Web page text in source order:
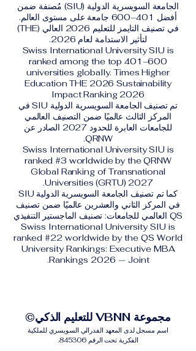
الجامعة السويسرية الدولية (SIU) مُصنفة ضمن
أفضل 401–600 جامعة على مستوى العالم.
في تصنيف التايمز للتعليم 2026 العالي (THE)
لتأثير الاستدامة لعام 2026.
Swiss International University SIU is
ranked among the top 401–600
universities globally. Times Higher
Education THE 2026 Sustainability
Impact Ranking 2026
تم تصنيف الجامعة السويسرية الدولية SIU في
المركز الثالث عالميًا ضمن التصنيف العالمي
للجامعات العابرة للحدود 2027 الصادر عن
QRNW.
Swiss International University SIU is
ranked #3 worldwide by the QRNW
Global Ranking of Transnational
Universities (GRTU) 2027.
كما تم تصنيف الجامعة السويسرية الدولية SIU
في المركز الثاني والعشرين عالميًا ضمن تصنيف
QS العالمي للجامعات: تصنيف الماجستير التنفيذي
Swiss International University SIU is
ranked #22 worldwide by the QS World
University Rankings: Executive MBA
Rankings 2026 — Joint.
مجموعة VBNN للتعليم الذكي©
اسم مسجل لدى المعهد الفدرالي السويسري للملكية
الفكرية تحت الرقم 845306.